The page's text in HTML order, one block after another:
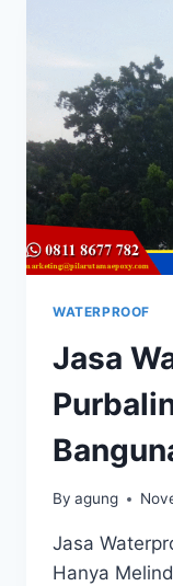
WATERPROOF
Jasa
By agung
Jasa
Hanya